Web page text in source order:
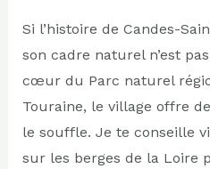
Si l’histoire de Candes-
son cadre naturel n’est
cœur du Parc naturel
Touraine, le village offre
le souffle. Je te conseille
sur les berges de la Loire